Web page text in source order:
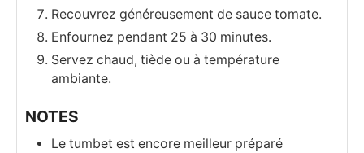
Recouvrez généreusement de sauce tomate.
Enfournez pendant 25 à 30 minutes.
Servez chaud, tiède ou à température
ambiante.
NOTES
Le tumbet est encore meilleur préparé